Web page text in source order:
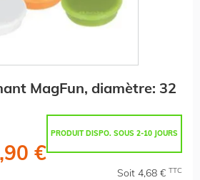
MagFun, diamètre: 32
PRODUIT DISPO. SOUS 2-10 JOURS
€
Soit 4,68 € TTC